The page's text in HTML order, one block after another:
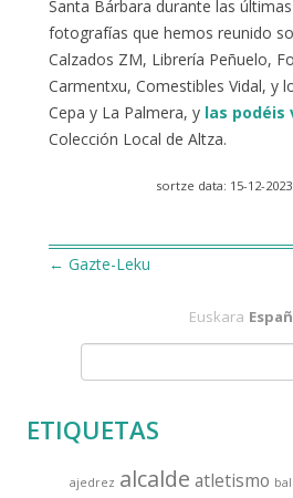
Santa Bárbara durante las
fotografías que hemos reunido
Calzados ZM, Librería Peñuelo,
Carmentxu, Comestibles Vidal, y
Cepa y La Palmera, y las podéis
Colección Local de Altza.
sortze data: 15-12-
entradas
← Gazte-Leku
Euskara
cETIQUETAS
ajedrez alcalde atletismo